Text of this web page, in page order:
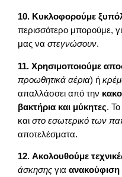
10. Κυκλοφορούμε
περισσότερο μπορούμε,
μας ναστεγνώσουν.
11. Χρησιμοποιούμε
προωθητικά αέρια) ή
απαλλάσσει από την
βακτήρια και μύκητες.
καιστο εσωτερικό των
αποτελέσματα.
12. Ακολουθούμε
άσκησης γιαανακούφιση